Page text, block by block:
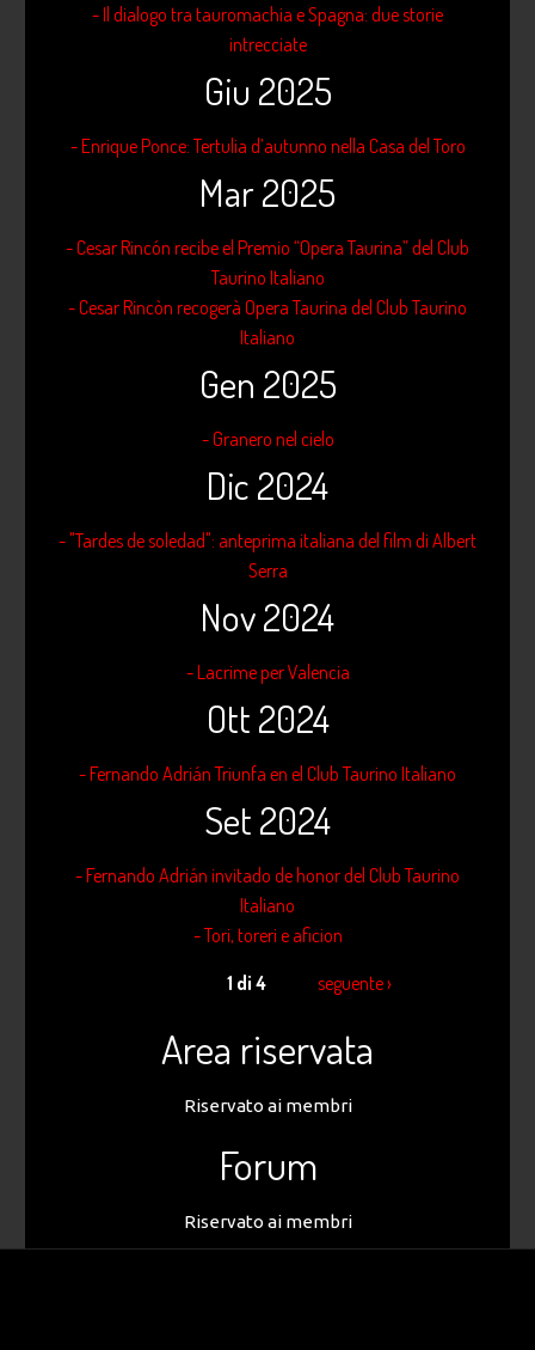
- Il dialogo tra tauromachia e Spagna: due storie
intrecciate
Giu 2025
- Enrique Ponce: Tertulia d’autunno nella Casa del Toro
Mar 2025
- Cesar Rincón recibe el Premio “Opera Taurina” del Club
Taurino Italiano
- Cesar Rincòn recogerà Opera Taurina del Club Taurino
Italiano
Gen 2025
- Granero nel cielo
Dic 2024
- "Tardes de soledad": anteprima italiana del film di Albert
Serra
Nov 2024
- Lacrime per Valencia
Ott 2024
- Fernando Adrián Triunfa en el Club Taurino Italiano
Set 2024
- Fernando Adrián invitado de honor del Club Taurino
Italiano
- Tori, toreri e aficion
1 di 4
seguente ›
Area riservata
Riservato ai membri
Forum
Riservato ai membri